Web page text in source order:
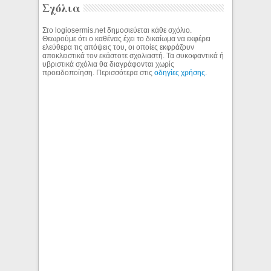
Σχόλια
Στο logiosermis.net δημοσιεύεται κάθε σχόλιο.
Θεωρούμε ότι ο καθένας έχει το δικαίωμα να εκφέρει
ελεύθερα τις απόψεις του, οι οποίες εκφράζουν
αποκλειστικά τον εκάστοτε σχολιαστή. Τα συκοφαντικά ή
υβριστικά σχόλια θα διαγράφονται χωρίς
προειδοποίηση. Περισσότερα στιςοδηγίες χρήσης